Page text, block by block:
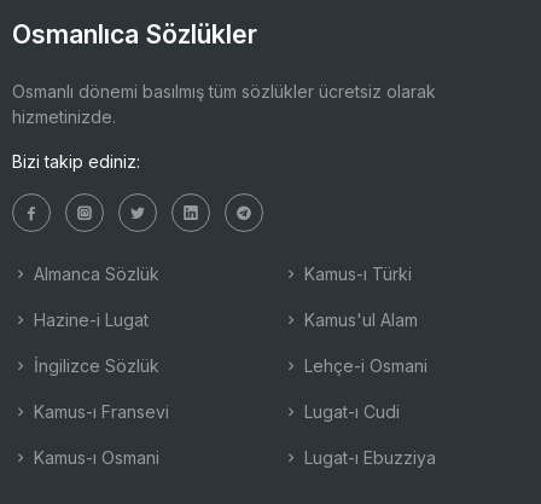
Osmanlıca Sözlükler
Osmanlı dönemi basılmış tüm sözlükler ücretsiz olarak
hizmetinizde.
Bizi takip ediniz:
Almanca Sözlük
Hazine-i Lugat
İngilizce Sözlük
Kamus-ı Fransevi
Kamus-ı Osmani
Kamus-ı Türki
Kamus'ul Alam
Lehçe-i Osmani
Lugat-ı Cudi
Lugat-ı Ebuzziya